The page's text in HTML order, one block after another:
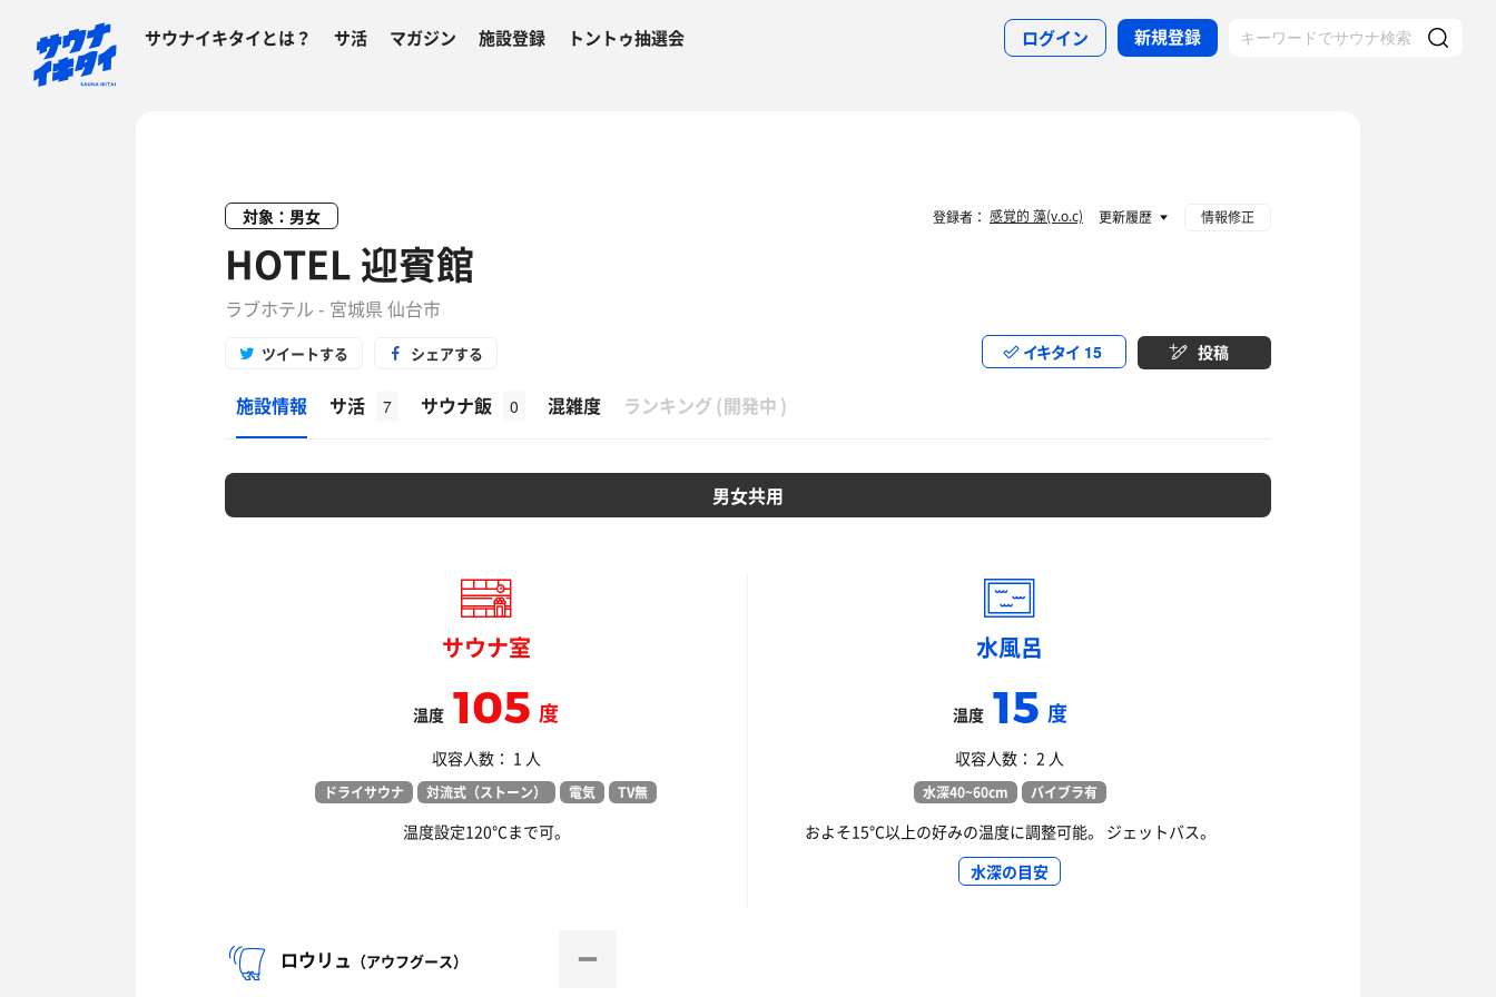
サウナイキタイとは？ サ活 マガジン 施設登録 トントゥ抽選会 ログイン 新規登録
対象：男女
HOTEL 迎賓館
ラブホテル - 宮城県 仙台市
ツイートする シェアする イキタイ 15 投稿
施設情報 サ活 7 サウナ飯 0 混雑度 ランキング (開発中 )
男女共用
サウナ室
温度 105度
収容人数： 1 人
ドライサウナ 対流式（ストーン） 電気 TV無
温度設定120℃まで可。
水風呂
温度15度
収容人数： 2 人
水深40~60cm バイブラ有
およそ15℃以上の好みの温度に調整可能。 ジェットバス。
水深の目安
ロウリュ （アウフグース）
登録者： 感覚的 藻(v.o.c) 更新履歴 情報修正